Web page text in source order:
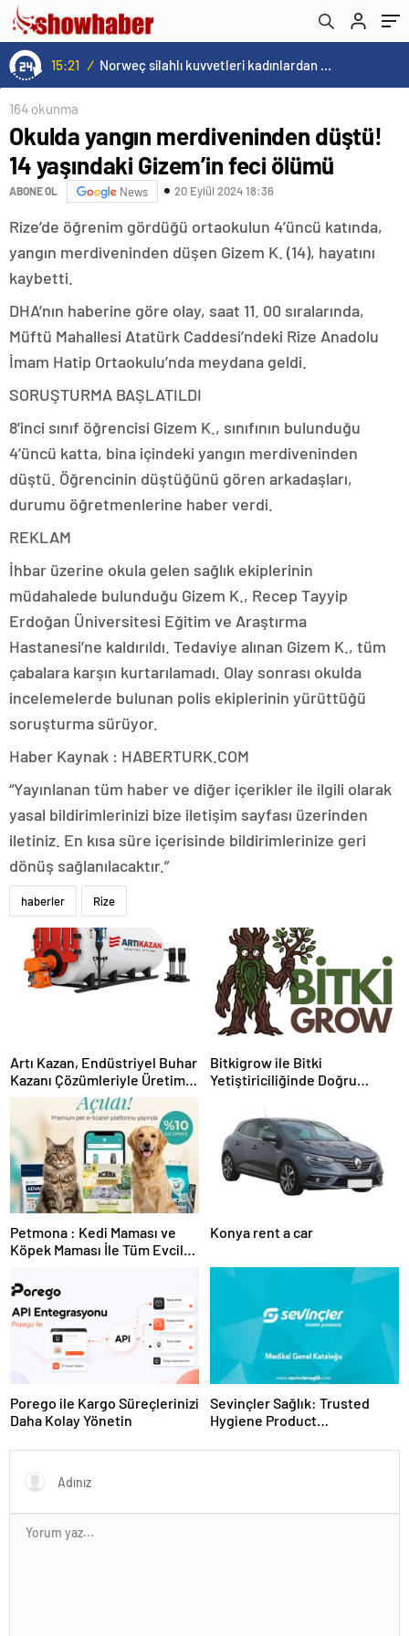
15:21 / Norweç silahlı kuvvetleri kadınlardan oluşan özel kuvvetler eğitimlerini başlattı.
164 okunma
Okulda yangın merdiveninden düştü!
14 yaşındaki Gizem’in feci ölümü
ABONE OL News 20 Eylül 2024 18:36
Rize’de öğrenim gördüğü ortaokulun 4’üncü katında,
yangın merdiveninden düşen Gizem K. (14), hayatını
kaybetti.
DHA’nın haberine göre olay, saat 11. 00 sıralarında,
Müftü Mahallesi Atatürk Caddesi’ndeki Rize Anadolu
İmam Hatip Ortaokulu’nda meydana geldi.
SORUŞTURMA BAŞLATILDI
8’inci sınıf öğrencisi Gizem K., sınıfının bulunduğu
4’üncü katta, bina içindeki yangın merdiveninden
düştü. Öğrencinin düştüğünü gören arkadaşları,
durumu öğretmenlerine haber verdi.
REKLAM
İhbar üzerine okula gelen sağlık ekiplerinin
müdahalede bulunduğu Gizem K., Recep Tayyip
Erdoğan Üniversitesi Eğitim ve Araştırma
Hastanesi’ne kaldırıldı. Tedaviye alınan Gizem K., tüm
çabalara karşın kurtarılamadı. Olay sonrası okulda
incelemelerde bulunan polis ekiplerinin yürüttüğü
soruşturma sürüyor.
Haber Kaynak : HABERTURK.COM
“Yayınlanan tüm haber ve diğer içerikler ile ilgili olarak
yasal bildirimlerinizi bize iletişim sayfası üzerinden
iletiniz. En kısa süre içerisinde bildirimlerinize geri
dönüş sağlanılacaktır.”
haberler Rize
Artı Kazan, Endüstriyel Buhar
Kazanı Çözümleriyle Üretim
Tesislerine Verimli Sistemler
Sunuyor
Bitkigrow ile Bitki
Yetiştiriciliğinde Doğru
Petmona : Kedi Maması ve
Köpek Maması İle Tüm Evcil
Konya rent a car
Porego ile Kargo Süreçlerinizi
Daha Kolay Yönetin
Sevinçler Sağlık: Trusted
Hygiene Product